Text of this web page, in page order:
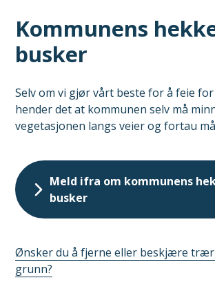
Kommunens
busker
Selv om vi gjør vårt beste for å feie
hender det at kommunen selv må
vegetasjonen langs veier og fortau
Meld ifra om kommunens
busker
Ønsker du å fjerne eller beskjære trær
grunn?